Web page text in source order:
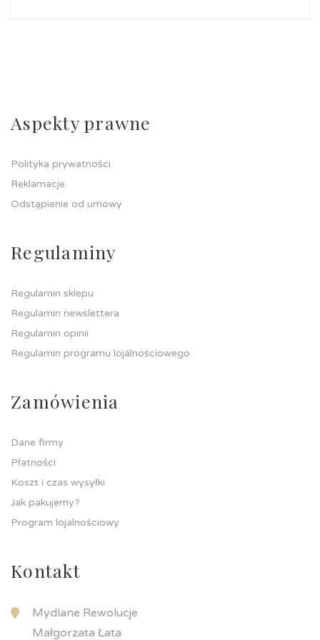
Aspekty prawne
Polityka prywatności
Reklamacje
Odstąpienie od umowy
Regulaminy
Regulamin sklepu
Regulamin newslettera
Regulamin opinii
Regulamin programu lojalnościowego
Zamówienia
Dane firmy
Płatności
Koszt i czas wysyłki
Jak pakujemy?
Program lojalnościowy
Kontakt
Mydlane Rewolucje
Małgorzata Łata